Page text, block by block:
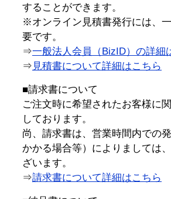
することができます。
※オンライン見積書発行には、
要です。
⇒一般法人会員（BizID）の詳細
⇒ 見積書について詳細はこちら
■請求書について
ご注文時に希望されたお客様に
しております。
尚、請求書は、営業時間内での
かかる場合等）によりましては
ざいます。
⇒請求書について詳細はこちら